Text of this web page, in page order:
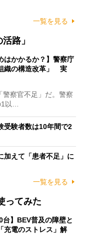
一覧を見る
路」
はかかるか？】警察庁
織の構造改革」 実
察官不足」だ。警察
以…
受験者数は10年間で2
加えて「患者不足」に
一覧を見る
ってみた
台】BEV普及の障壁と
充電のストレス」解